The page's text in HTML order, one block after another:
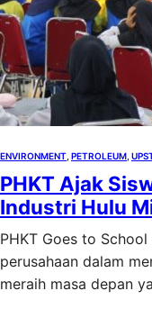
ENVIRONMENT PETROLEUM
PHKT Ajak
Industri Hulu
PHKT Goes to
perusahaan dalam
meraih masa depan